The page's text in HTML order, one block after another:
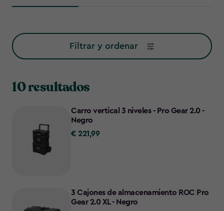
Filtrar y ordenar
10 resultados
Carro vertical 3 niveles - Pro Gear 2.0 -
Negro
€
€ 221,99
3 Cajones de almacenamiento ROC Pro
Gear 2.0 XL - Negro